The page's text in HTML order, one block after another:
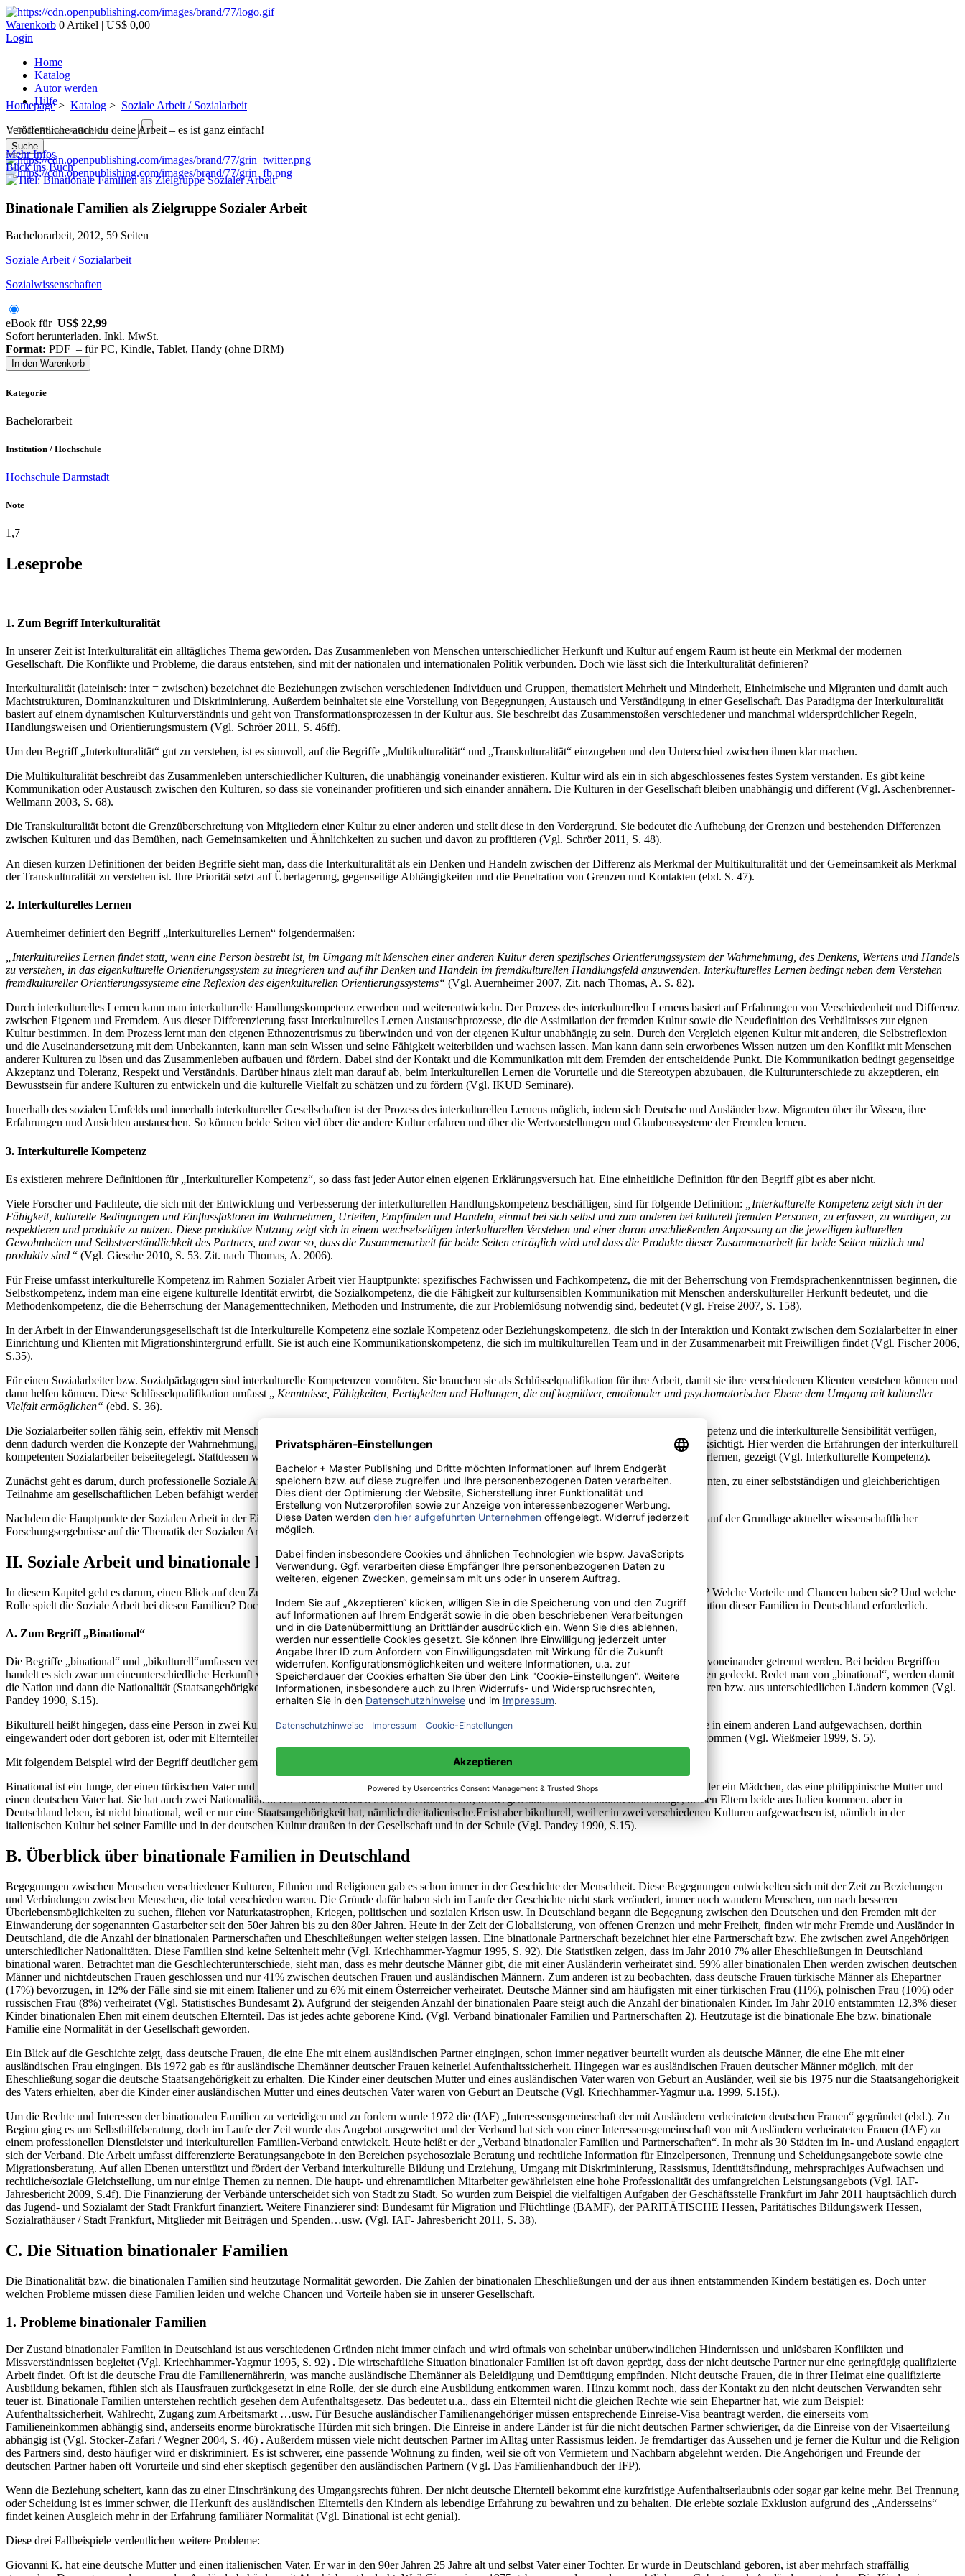
Warenkorb 0 Artikel | US$ 0,00
Login
Home
Katalog
Autor werden
Hilfe
Suche
Homepage> Katalog > Soziale Arbeit / Sozialarbeit
Veröffentliche auch du deine Arbeit – es ist ganz einfach!
Mehr Infos
Blick ins Buch
Binationale Familien als Zielgruppe Sozialer Arbeit
Bachelorarbeit, 2012, 59 Seiten
Soziale Arbeit / Sozialarbeit
Sozialwissenschaften
eBook für US$ 22,99
Sofort herunterladen. Inkl. MwSt.
Format: PDF – für PC, Kindle, Tablet, Handy (ohne DRM)
In den Warenkorb
Kategorie
Bachelorarbeit
Institution / Hochschule
Hochschule Darmstadt
Note
1,7
Leseprobe
1. Zum Begriff Interkulturalität
In unserer Zeit ist Interkulturalität ein alltägliches Thema geworden. Das Zusammenleben von Menschen unterschiedlicher Herkunft und Kultur auf engem Raum ist heute ein Merkmal der modernen
Gesellschaft. Die Konflikte und Probleme, die daraus entstehen, sind mit der nationalen und internationalen Politik verbunden. Doch wie lässt sich die Interkulturalität definieren?
Interkulturalität (lateinisch: inter = zwischen) bezeichnet die Beziehungen zwischen verschiedenen Individuen und Gruppen, thematisiert Mehrheit und Minderheit, Einheimische und Migranten und damit auch
Machtstrukturen, Dominanzkulturen und Diskriminierung. Außerdem beinhaltet sie eine Vorstellung von Begegnungen, Austausch und Verständigung in einer Gesellschaft. Das Paradigma der Interkulturalität
basiert auf einem dynamischen Kulturverständnis und geht von Transformationsprozessen in der Kultur aus. Sie beschreibt das Zusammenstoßen verschiedener und manchmal widersprüchlicher Regeln,
Handlungsweisen und Orientierungsmustern (Vgl. Schröer 2011, S. 46ff).
Um den Begriff „Interkulturalität“ gut zu verstehen, ist es sinnvoll, auf die Begriffe „Multikulturalität“ und „Transkulturalität“ einzugehen und den Unterschied zwischen ihnen klar machen.
Die Multikulturalität beschreibt das Zusammenleben unterschiedlicher Kulturen, die unabhängig voneinander existieren. Kultur wird als ein in sich abgeschlossenes festes System verstanden. Es gibt keine
Kommunikation oder Austausch zwischen den Kulturen, so dass sie voneinander profitieren und sich einander annähern. Die Kulturen in der Gesellschaft bleiben unabhängig und different (Vgl. Aschenbrenner-
Wellmann 2003, S. 68).
Die Transkulturalität betont die Grenzüberschreitung von Mitgliedern einer Kultur zu einer anderen und stellt diese in den Vordergrund. Sie bedeutet die Aufhebung der Grenzen und bestehenden Differenzen
zwischen Kulturen und das Bemühen, nach Gemeinsamkeiten und Ähnlichkeiten zu suchen und davon zu profitieren (Vgl. Schröer 2011, S. 48).
An diesen kurzen Definitionen der beiden Begriffe sieht man, dass die Interkulturalität als ein Denken und Handeln zwischen der Differenz als Merkmal der Multi­kulturalität und der Gemeinsamkeit als Merkmal
der Transkulturalität zu verstehen ist. Ihre Priorität setzt auf Überlagerung, gegenseitige Abhängigkeiten und die Penetration von Grenzen und Kontakten (ebd. S. 47).
2. Interkulturelles Lernen
Auernheimer definiert den Begriff „Interkulturelles Lernen“ folgendermaßen:
„Interkulturelles Lernen findet statt, wenn eine Person bestrebt ist, im Umgang mit Menschen einer anderen Kultur deren spezifisches Orientierungssystem der Wahrnehmung, des Denkens, Wertens und Handels
zu verstehen, in das eigenkulturelle Orientierungssystem zu integrieren und auf ihr Denken und Handeln im fremdkulturellen Handlungsfeld anzuwenden. Interkulturelles Lernen bedingt neben dem Verstehen
fremdkultureller Orientierungssysteme eine Reflexion des eigenkulturellen Orientierungssystems“ (Vgl. Auernheimer 2007, Zit. nach Thomas, A. S. 82).
Durch interkulturelles Lernen kann man interkulturelle Handlungskompetenz erwerben und weiterentwickeln. Der Prozess des interkulturellen Lernens basiert auf Erfahrungen von Verschiedenheit und Differenz
zwischen Eigenem und Fremdem. Aus dieser Differenzierung fasst Interkulturelles Lernen Austauschprozesse, die die Assimilation der fremden Kultur sowie die Neudefinition des Verhältnisses zur eignen
Kultur bestimmen. In dem Prozess lernt man den eigenen Ethnozentrismus zu überwinden und von der eigenen Kultur unabhängig zu sein. Durch den Vergleich eigenen Kultur mit anderen, die Selbstreflexion
und die Auseinandersetzung mit dem Unbekannten, kann man sein Wissen und seine Fähigkeit weiterbilden und wachsen lassen. Man kann dann sein erworbenes Wissen nutzen um den Konflikt mit Menschen
anderer Kulturen zu lösen und das Zusammenleben aufbauen und fördern. Dabei sind der Kontakt und die Kommunikation mit dem Fremden der entscheidende Punkt. Die Kommunikation bedingt gegenseitige
Akzeptanz und Toleranz, Respekt und Verständnis. Darüber hinaus zielt man darauf ab, beim Interkulturellen Lernen die Vorurteile und die Stereotypen abzubauen, die Kulturunterschiede zu akzeptieren, ein
Bewusstsein für andere Kulturen zu entwickeln und die kulturelle Vielfalt zu schätzen und zu fördern (Vgl. IKUD Seminare).
Innerhalb des sozialen Umfelds und innerhalb interkultureller Gesellschaften ist der Prozess des interkulturellen Lernens möglich, indem sich Deutsche und Ausländer bzw. Migranten über ihr Wissen, ihre
Erfahrungen und Ansichten austauschen. So können beide Seiten viel über die andere Kultur erfahren und über die Wertvorstellungen und Glaubenssysteme der Fremden lernen.
3. Interkulturelle Kompetenz
Es existieren mehrere Definitionen für „Interkultureller Kompetenz“, so dass fast jeder Autor einen eigenen Erklärungsversuch hat. Eine einheitliche Definition für den Begriff gibt es aber nicht.
Viele Forscher und Fachleute, die sich mit der Entwicklung und Verbesserung der interkulturellen Handlungskompetenz beschäftigen, sind für folgende Definition:
„Interkulturelle Kompetenz zeigt sich in der
Fähigkeit, kulturelle Bedingungen und Einflussfaktoren im Wahrnehmen, Urteilen, Empfinden und Handeln, einmal bei sich selbst und zum anderen bei kulturell fremden Personen, zu erfassen, zu würdigen, zu
respektieren und produktiv zu nutzen. Diese produktive Nutzung zeigt sich in einem wechselseitigen interkulturellen Verstehen und einer daran anschließenden Anpassung an die jeweiligen kulturellen
Gewohnheiten und Selbstverständlichkeit des Partners, und zwar so, dass die Zusammenarbeit für beide Seiten erträglich wird und dass die Produkte dieser Zusammenarbeit für beide Seiten nützlich und
produktiv sind “ (Vgl. Giesche 2010, S. 53. Zit. nach Thomas, A. 2006).
Für Freise umfasst interkulturelle Kompetenz im Rahmen Sozialer Arbeit vier Hauptpunkte: spezifisches Fachwissen und Fachkompetenz, die mit der Beherrschung von Fremdsprachenkenntnissen beginnen, die
Selbstkompetenz, indem man eine eigene kulturelle Identität erwirbt, die Sozialkompetenz, die die Fähigkeit zur kultursensiblen Kommunikation mit Menschen anderskultureller Herkunft bedeutet, und die
Methodenkompetenz, die die Beherrschung der Managementtechniken, Methoden und Instrumente, die zur Problemlösung notwendig sind, bedeutet (Vgl. Freise 2007, S. 158).
In der Arbeit in der Einwanderungsgesellschaft ist die Interkulturelle Kompetenz eine soziale Kompetenz oder Beziehungskompetenz, die sich in der Interaktion und Kontakt zwischen dem Sozialarbeiter in einer
Einrichtung und Klienten mit Migrationshintergrund erfüllt. Sie ist auch eine Kommunikationskompetenz, die sich im multikulturellen Team und in der Zusammenarbeit mit Freiwilligen findet (Vgl. Fischer 2006,
S.35).
Für einen Sozialarbeiter bzw. Sozialpädagogen sind interkulturelle Kompetenzen vonnöten. Sie brauchen sie als Schlüsselqualifikation für ihre Arbeit, damit sie ihre verschiedenen Klienten verstehen können und
dann helfen können. Diese Schlüsselqualifikation umfasst „ Kenntnisse, Fähigkeiten, Fertigkeiten und Haltungen, die auf kognitiver, emotionaler und psychomotorischer Ebene dem Umgang mit kultureller
Vielfalt ermöglichen“ (ebd. S. 36).
Die Sozialarbeiter sollen fähig sein, effektiv mit Menschen aus anderen Kulturen umzugehen und zusammenarbeiten. Sie sollen auch über emotionale Kompetenz und die interkulturelle Sensibilität verfügen,
denn dadurch werden die Konzepte der Wahrnehmung, des Denkens, Fühlens und Handelns der unbekannten Kultur bei der Reaktion und Handeln berücksichtigt. Hier werden die Erfahrungen der interkulturell
kompetenten Sozialarbeiter beiseitegelegt. Stattdessen wird die Bereitschaft, Stereotype und Vorurteile aufzuheben und etwas Neues von den Fremden zu erlernen, gezeigt (Vgl. Interkulturelle Kompetenz).
Zunächst geht es darum, durch professionelle Soziale Arbeit mit interkulturellen Kompetenzen zu helfen und beizutragen, dass Menschen, besonders Migranten, zu einer selbstständigen und gleichberichtigen
Teilnahme am gesellschaftlichen Leben befähigt werden.
Nachdem die Hauptpunkte der Sozialen Arbeit in der Einwanderungsgesellschaft untersucht und geklärt wurden, will ich in dem zweiten Teil dieser Arbeit auf der Grundlage aktueller wissenschaftlicher
Forschungsergebnisse auf die Thematik der Sozialen Arbeit und binationalen Familien eingehen.
II. Soziale Arbeit und binationale Familien
In diesem Kapitel geht es darum, einen Blick auf den Zustand von binationalen Familien und ihren Kindern in Deutschland zu werfen. Worunter leiden sie? Welche Vorteile und Chancen haben sie? Und welche
Rolle spielt die Soziale Arbeit bei diesen Familien? Doch vorher ist eine inhaltliche Klärung des Begriffs „binational“ und ein Überblick bezüglich der Situation dieser Familien in Deutschland erforderlich.
A. Zum Begriff „Binational“
Die Begriffe „binational“ und „bikulturell“umfassen verschiedene inhaltliche Bedeutungen und werden sehr häufig als Synonyme verwendet, müssen aber voneinander getrennt werden. Bei beiden Begriffen
handelt es sich zwar um eineunterschiedliche Herkunft von Familienmitgliedern, jedoch ist die Bedeutung von Herkunft mit verschiedenen zentralen Punkten gedeckt. Redet man von „binational“, werden damit
die Nation und dann die Nationalität (Staatsangehörigkeit) verbunden. Es handelt sich also um Familienmitglieder, die zwei verschiedenen Nationenangehören bzw. aus unterschiedlichen Ländern kommen (Vgl.
Pandey 1990, S.15).
Bikulturell heißt hingegen, dass eine Person in zwei Kulturen aufgewachsen ist. Das kann eine Person sein mit Elternteilen gleicher Staatsangehörigkeit, die in einem anderen Land aufgewachsen, dorthin
eingewandert oder dort geboren ist, oder mit Elternteilen, die zwei unterschiedliche Staatsangehörigkeiten besitzen bzw. aus zwei verschiedenen Kulturen kommen (Vgl. Wießmeier 1999, S. 5).
Mit folgendem Beispiel wird der Begriff deutlicher gemacht:
Binational ist ein Junge, der einen türkischen Vater und eine deutsche Mutter hat. Er hat also zwei Staatsangehörigkeiten, die türkische und die deutsche. Oder ein Mädchen, das eine philippinische Mutter und
einen deutschen Vater hat. Sie hat auch zwei Nationalitäten. Die beiden wachsen mit zwei Kulturen auf, deswegen sind sie auch bikulturell.Ein Junge, dessen Eltern beide aus Italien kommen. aber in
Deutschland leben, ist nicht binational, weil er nur eine Staatsangehörigkeit hat, nämlich die italienische.Er ist aber bikulturell, weil er in zwei verschiedenen Kulturen aufgewachsen ist, nämlich in der
italienischen Kultur bei seiner Familie und in der deutschen Kultur draußen in der Gesellschaft und in der Schule (Vgl. Pandey 1990, S.15).
B. Überblick über binationale Familien in Deutschland
Begegnungen zwischen Menschen verschiedener Kulturen, Ethnien und Religionen gab es schon immer in der Geschichte der Menschheit. Diese Begegnungen entwickelten sich mit der Zeit zu Beziehungen
und Verbindungen zwischen Menschen, die total verschieden waren. Die Gründe dafür haben sich im Laufe der Geschichte nicht stark verändert, immer noch wandern Menschen, um nach besseren
Überlebensmöglichkeiten zu suchen, fliehen vor Naturkatastrophen, Kriegen, politischen und sozialen Krisen usw. In Deutschland begann die Begegnung zwischen den Deutschen und den Fremden mit der
Einwanderung der sogenannten Gastarbeiter seit den 50er Jahren bis zu den 80er Jahren. Heute in der Zeit der Globalisierung, von offenen Grenzen und mehr Freiheit, finden wir mehr Fremde und Ausländer in
Deutschland, die die Anzahl der binationalen Partnerschaften und Eheschließungen weiter steigen lassen. Eine binationale Partnerschaft bezeichnet hier eine Partnerschaft bzw. Ehe zwischen zwei Angehörigen
unterschiedlicher Nationalitäten. Diese Familien sind keine Seltenheit mehr (Vgl. Kriechhammer-Yagmur 1995, S. 92). Die Statistiken zeigen, dass im Jahr 2010 7% aller Eheschließungen in Deutschland
binational waren. Betrachtet man die Geschlechterunterschiede, sieht man, dass es mehr deutsche Männer gibt, die mit einer Ausländerin verheiratet sind. 59% aller binationalen Ehen werden zwischen deutschen
Männer und nichtdeutschen Frauen geschlossen und nur 41% zwischen deutschen Frauen und ausländischen Männern. Zum anderen ist zu beobachten, dass deutsche Frauen türkische Männer als Ehepartner
(17%) bevorzugen, in 12% der Fälle sind sie mit einem Italiener und zu 6% mit einem Österreicher verheiratet. Deutsche Männer sind am häufigsten mit einer türkischen Frau (11%), polnischen Frau (10%) oder
russischen Frau (8%) verheiratet (Vgl. Statistisches Bundesamt 2). Aufgrund der steigenden Anzahl der binationalen Paare steigt auch die Anzahl der binationalen Kinder. Im Jahr 2010 entstammten 12,3% dieser
Kinder binationalen Ehen mit einem deutschen Elternteil. Das ist jedes achte geborene Kind. (Vgl. Verband binationaler Familien und Partnerschaften 2). Heutzutage ist die binationale Ehe bzw. binationale
Familie eine Normalität in der Gesellschaft geworden.
Ein Blick auf die Geschichte zeigt, dass deutsche Frauen, die eine Ehe mit einem ausländischen Partner eingingen, schon immer negativer beurteilt wurden als deutsche Männer, die eine Ehe mit einer
ausländischen Frau eingingen. Bis 1972 gab es für ausländische Ehemänner deutscher Frauen keinerlei Aufenthaltssicherheit. Hingegen war es ausländischen Frauen deutscher Männer möglich, mit der
Eheschließung sogar die deutsche Staatsangehörigkeit zu erhalten. Die Kinder einer deutschen Mutter und eines ausländischen Vater waren von Geburt an Ausländer, weil sie bis 1975 nur die Staatsangehörigkeit
des Vaters erhielten, aber die Kinder einer ausländischen Mutter und eines deutschen Vater waren von Geburt an Deutsche (Vgl. Kriechhammer-Yagmur u.a. 1999, S.15f.).
Um die Rechte und Interessen der binationalen Familien zu verteidigen und zu fordern wurde 1972 die (IAF) „Interessensgemeinschaft der mit Ausländern verheirateten deutschen Frauen“ gegründet (ebd.). Zu
Beginn ging es um Selbsthilfeberatung, doch im Laufe der Zeit wurde das Angebot ausgeweitet und der Verband hat sich von einer Interessensgemeinschaft von mit Ausländern verheirateten Frauen (IAF) zu
einem professionellen Dienstleister und interkulturellen Familien-Verband entwickelt. Heute heißt er der „Verband binationaler Familien und Partnerschaften“. In mehr als 30 Städten im In- und Ausland engagiert
sich der Verband. Die Arbeit umfasst differenzierte Beratungsangebote in den Bereichen psychosoziale Beratung und rechtliche Information für Einzelpersonen, Trennung und Scheidungsangebote sowie eine
Migrationsberatung. Auf allen Ebenen unterstützt und fördert der Verband interkulturelle Bildung und Erziehung, Umgang mit Diskriminierung, Rassismus, Identitätsfindung, mehrsprachiges Aufwachsen und
rechtliche/soziale Gleichstellung, um nur einige Themen zu nennen. Die haupt- und ehrenamtlichen Mitarbeiter gewährleisten eine hohe Professionalität des umfangreichen Leistungsangebots (Vgl. IAF-
Jahresbericht 2009, S.4f). Die Finanzierung der Verbände unterscheidet sich von Stadt zu Stadt. So wurden zum Beispiel die vielfaltigen Aufgaben der Geschäftsstelle Frankfurt im Jahr 2011 hauptsächlich durch
das Jugend- und Sozialamt der Stadt Frankfurt finanziert. Weitere Finanzierer sind: Bundesamt für Migration und Flüchtlinge (BAMF), der PARITÄTISCHE Hessen, Paritätisches Bildungswerk Hessen,
Sozialrathäuser / Stadt Frankfurt, Mitglieder mit Beiträgen und Spenden…usw. (Vgl. IAF- Jahresbericht 2011, S. 38).
C. Die Situation binationaler Familien
Die Binationalität bzw. die binationalen Familien sind heutzutage Normalität geworden. Die Zahlen der binationalen Eheschließungen und der aus ihnen entstammenden Kindern bestätigen es. Doch unter
welchen Probleme müssen diese Familien leiden und welche Chancen und Vorteile haben sie in unserer Gesellschaft.
1. Probleme binationaler Familien
Der Zustand binationaler Familien in Deutschland ist aus verschiedenen Gründen nicht immer einfach und wird oftmals von scheinbar unüberwindlichen Hindernissen und unlösbaren Konflikten und
Missverständnissen begleitet (Vgl. Kriechhammer-Yagmur 1995, S. 92) . Die wirtschaftliche Situation binationaler Familien ist oft davon geprägt, dass der nicht deutsche Partner nur eine geringfügig qualifizierte
Arbeit findet. Oft ist die deutsche Frau die Familienernährerin, was manche ausländische Ehemänner als Beleidigung und Demütigung empfinden. Nicht deutsche Frauen, die in ihrer Heimat eine qualifizierte
Ausbildung bekamen, fühlen sich als Hausfrauen zurückgesetzt in eine Rolle, der sie durch eine Ausbildung entkommen waren. Hinzu kommt noch, dass der Kontakt zu den nicht deutschen Verwandten sehr
teuer ist. Binationale Familien unterstehen rechtlich gesehen dem Aufenthaltsgesetz. Das bedeutet u.a., dass ein Elternteil nicht die gleichen Rechte wie sein Ehepartner hat, wie zum Beispiel:
Aufenthaltssicherheit, Wahlrecht, Zugang zum Arbeitsmarkt …usw. Für Besuche ausländischer Familienangehöriger müssen entsprechende Einreise-Visa beantragt werden, die einerseits vom
Familieneinkommen abhängig sind, anderseits enorme bürokratische Hürden mit sich bringen. Die Einreise in andere Länder ist für die nicht deutschen Partner schwieriger, da die Einreise von der Visaerteilung
abhängig ist (Vgl. Stöcker-Zafari / Wegner 2004, S. 46) . Außerdem müssen viele nicht deutschen Partner im Alltag unter Rassismus leiden. Je fremdartiger das Aussehen und je ferner die Kultur und die Religion
des Partners sind, desto häufiger wird er diskriminiert. Es ist schwerer, eine passende Wohnung zu finden, weil sie oft von Vermietern und Nachbarn abgelehnt werden. Die Angehörigen und Freunde der
deutschen Partner haben oft Vorurteile und sind eher skeptisch gegenüber den ausländischen Partnern (Vgl. Das Familienhandbuch der IFP).
Wenn die Beziehung scheitert, kann das zu einer Einschränkung des Umgangsrechts führen. Der nicht deutsche Elternteil bekommt eine kurzfristige Aufenthaltserlaubnis oder sogar gar keine mehr. Bei Trennung
oder Scheidung ist es immer schwer, die Herkunft des ausländischen Elternteils den Kindern als lebendige Erfahrung zu bewahren und zu behalten. Die erlebte soziale Exklusion aufgrund des „Andersseins“
findet keinen Ausgleich mehr in der Erfahrung familiärer Normalität (Vgl. Binational ist echt genial).
Diese drei Fallbeispiele verdeutlichen weitere Probleme:
Giovanni K. hat eine deutsche Mutter und einen italienischen Vater. Er war in den 90er Jahren 25 Jahre alt und selbst Vater einer Tochter. Er wurde in Deutschland geboren, ist aber mehrfach straffällig